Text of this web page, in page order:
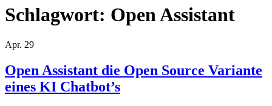
Schlagwort: Open Assistant
Apr. 29
Open Assistant die Open Source Variante
eines KI Chatbot’s